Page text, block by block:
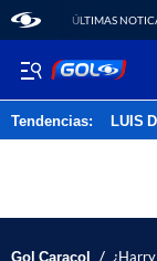
ÚLTIMAS
Tendencias: LUIS
Gol Caracol /